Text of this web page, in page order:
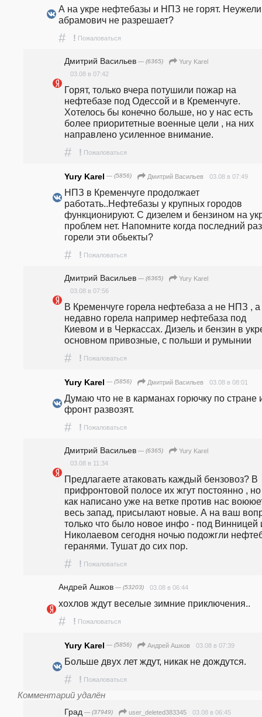
А на укре нефтебазы и НПЗ не горят. Неужели
абрамович не разрешает?
# ! Пожаловаться
Дмитрий Васильев — (6365)
Yury Karel
03.08 в 07:42
Горят, только вчера потушили пожар на
нефтебазе под Одессой и в Кременчуге.
Хотелось бы конечно больше, но у нас есть
более приоритетные военные цели , на них
направлено усиленное внимание.
# ! Пожаловаться
Yury Karel — (5856) Дмитрий Васильев 03.08 в 07:49
НПЗ в Кременчуге продолжает
работать..Нефтебазы у крупных городов
функционируют. С дизелем и бензином на
проблем нет. Напомните когда последний раз
горели эти обьекты?
# ! Пожаловаться
Дмитрий Васильев — (6365)
Yury Karel
03.08 в 07:56
В Кременчуге горела нефтебаза а не НПЗ , а
недавно горела например нефтебаза под
Киевом и в Черкассах. Дизель и бензин в
основном привозные, с польши и румынии
# ! Пожаловаться
Yury Karel — (5856) Дмитрий Васильев 03.08 в 08:01
Думаю что не в карманах горючку по стране
фронт развозят.
# ! Пожаловаться
Дмитрий Васильев — (6365)
Yury Karel
03.08 в 11:34
Предлагаете атаковать каждый бензовоз? В
прифронтовой полосе их жгут постоянно ,
как написано уже на ветке против нас
весь запад, присылают новые. А на ваш
только что было новое инфо - под Винницей
Николаевом сегодня ночью подожгли
геранями. Тушат до сих пор.
# ! Пожаловаться
Андрей Ашков — (53203) 03.08 в 06:44
хохлов ждут веселые зимние приключения..
# ! Пожаловаться
Yury Karel — (5856) Андрей Ашков 03.08 в 07:39
Больше двух лет ждут, никак не дождутся.
# ! Пожаловаться
Комментарий удалён
Град — (37949) user_deleted383345 03.08 в 06:45